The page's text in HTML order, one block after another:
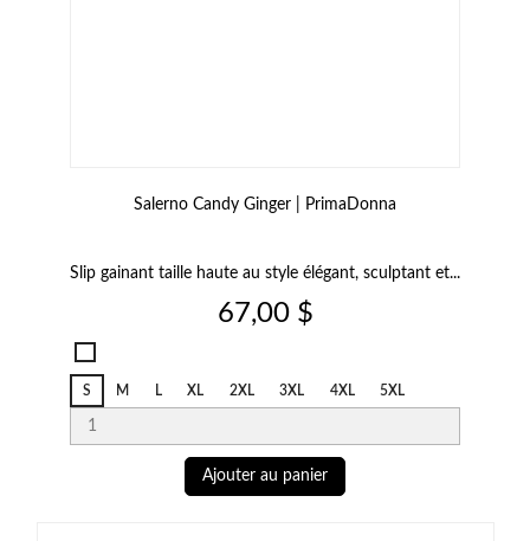
Salerno Candy Ginger | PrimaDonna
Slip gainant taille haute au style élégant, sculptant et...
Prix
67,00 $
Candy
Ginger
S M L XL 2XL 3XL 4XL 5XL
Ajouter au panier